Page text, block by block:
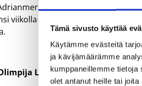
Tämä sivusto käyttää
Käytämme evästeitä
ja kävijämäärämme
kumppaneillemme
olet antanut heille tai
liigan
viikolla Adrianmeren liigan
Ljubljana – KK Siroki 82–85